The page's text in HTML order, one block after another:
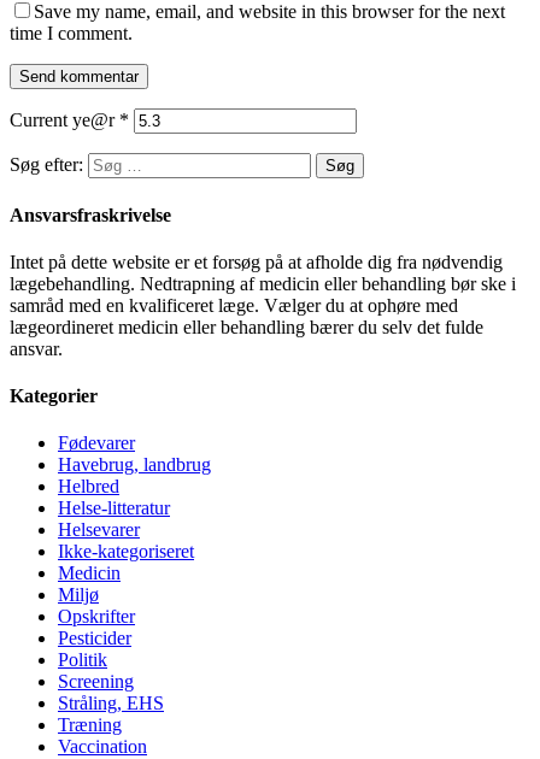
Save my name, email, and website in this browser for the next
time I comment.
Current ye@r *
Søg efter:
Ansvarsfraskrivelse
Intet på dette website er et forsøg på at afholde dig fra nødvendig
lægebehandling. Nedtrapning af medicin eller behandling bør ske i
samråd med en kvalificeret læge. Vælger du at ophøre med
lægeordineret medicin eller behandling bærer du selv det fulde
ansvar.
Kategorier
Fødevarer
Havebrug, landbrug
Helbred
Helse-litteratur
Helsevarer
Ikke-kategoriseret
Medicin
Miljø
Opskrifter
Pesticider
Politik
Screening
Stråling, EHS
Træning
Vaccination